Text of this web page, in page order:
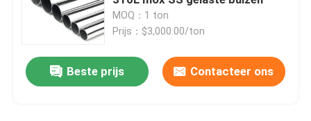
Plaat van roestvrij staal
Roestvrij staalpijp
MOQ：1 ton
Prijs：$3,000.00/ton
Beste prijs Contacteer ons